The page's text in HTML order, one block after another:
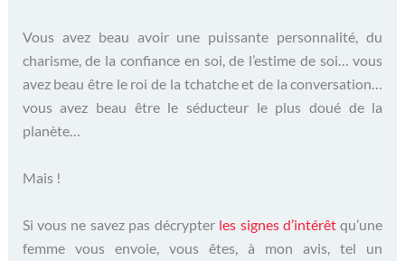
Vous avez beau avoir une puissante personnalité, du
charisme, de la confiance en soi, de l’estime de soi… vous
avez beau être le roi de la tchatche et de la conversation…
vous avez beau être le séducteur le plus doué de la
planète…
Mais !
Si vous ne savez pas décrypter les signes d’intérêtqu’une
femme vous envoie, vous êtes, à mon avis, tel un